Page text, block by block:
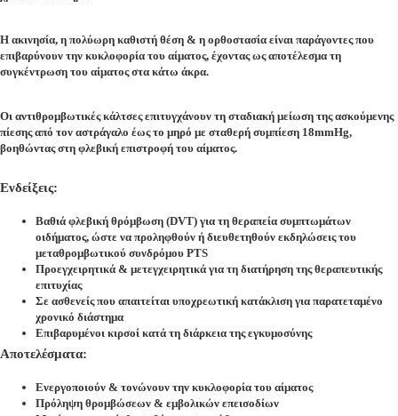
Η ακινησία, η πολύωρη καθιστή θέση & η ορθοστασία είναι παράγοντες που
επιβαρύνουν την κυκλοφορία του αίματος, έχοντας ως αποτέλεσμα τη
συγκέντρωση του αίματος στα κάτω άκρα.
Οι αντιθρομβωτικές κάλτσες επιτυγχάνουν τη σταδιακή μείωση της ασκούμενης
πίεσης από τον αστράγαλο έως το μηρό με σταθερή συμπίεση 18mmHg,
βοηθώντας στη φλεβική επιστροφή του αίματος.
Ενδείξεις:
Βαθιά φλεβική θρόμβωση (DVT) για τη θεραπεία συμπτωμάτων
οιδήματος, ώστε να προληφθούν ή διευθετηθούν εκδηλώσεις του
μεταθρομβωτικού συνδρόμου PTS
Προεγχειρητικά & μετεγχειρητικά για τη διατήρηση της θεραπευτικής
επιτυχίας
Σε ασθενείς που απαιτείται υποχρεωτική κατάκλιση για παρατεταμένο
χρονικό διάστημα
Επιβαρυμένοι κιρσοί κατά τη διάρκεια της εγκυμοσύνης
Αποτελέσματα:
Ενεργοποιούν & τονώνουν την κυκλοφορία του αίματος
Πρόληψη θρομβώσεων & εμβολικών επεισοδίων